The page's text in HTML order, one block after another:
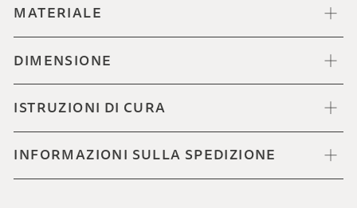
MATERIALE
DIMENSIONE
ISTRUZIONI DI CURA
INFORMAZIONI SULLA SPEDIZIONE